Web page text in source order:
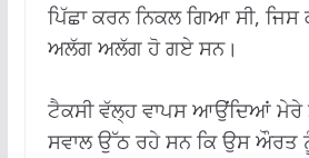
ਪਿੱਛਾ ਕਰਨ ਨਿਕਲ ਗਿਆ ਸੀ, ਜਿਸ
ਅਲੱਗ ਅਲੱਗ ਹੋ ਗਏ ਸਨ।
ਟੈਕਸੀ ਵੱਲ੍ਹ ਵਾਪਸ ਆਉਂਦਿਆਂ ਮੇਰੇ
ਸਵਾਲ ਉੱਠ ਰਹੇ ਸਨ ਕਿ ਉਸ ਔਰਤ